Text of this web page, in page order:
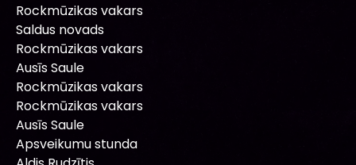
Rockmūzikas vakars
Saldus novads
Rockmūzikas vakars
Ausīs Saule
Rockmūzikas vakars
Rockmūzikas vakars
Ausīs Saule
Apsveikumu stunda